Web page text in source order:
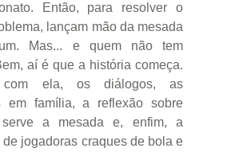
Então, para resolver o
lançam mão da mesada
Mas... e quem não tem
aí é que a história começa.
ela, os diálogos, as
em família, a reflexão sobre
a mesada e, enfim, a
de jogadoras craques de bola e